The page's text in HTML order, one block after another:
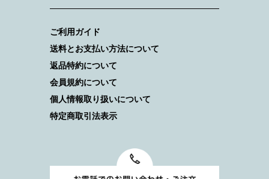
ご利用ガイド
送料とお支払い方法について
返品特約について
会員規約について
個人情報取り扱いについて
特定商取引法表示